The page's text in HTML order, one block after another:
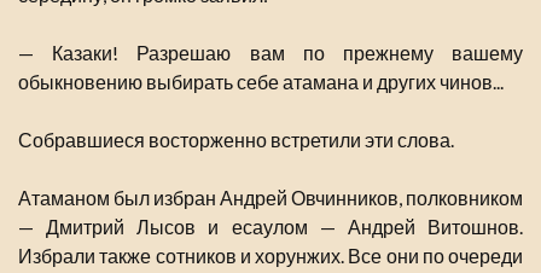
— Казаки! Разрешаю вам по прежнему вашему
обыкновению выбирать себе атамана и других чинов...
Собравшиеся восторженно встретили эти слова.
Атаманом был избран Андрей Овчинников, полковником
— Дмитрий Лысов и есаулом — Андрей Витошнов.
Избрали также сотников и хорунжих. Все они по очереди